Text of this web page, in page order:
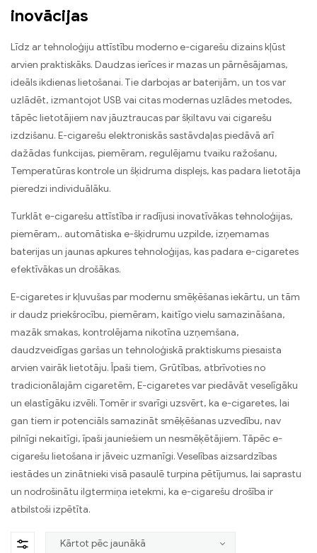
inovācijas
Līdz ar tehnoloģiju attīstību moderno e-cigarešu dizains kļūst
arvien praktiskāks. Daudzas ierīces ir mazas un pārnēsājamas,
ideāls ikdienas lietošanai. Tie darbojas ar baterijām, un tos var
uzlādēt, izmantojot USB vai citas modernas uzlādes metodes,
tāpēc lietotājiem nav jāuztraucas par šķiltavu vai cigarešu
izdzišanu. E-cigarešu elektroniskās sastāvdaļas piedāvā arī
dažādas funkcijas, piemēram, regulējamu tvaiku ražošanu,
Temperatūras kontrole un šķidruma displejs, kas padara lietotāja
pieredzi individuālāku.
Turklāt e-cigarešu attīstība ir radījusi inovatīvākas tehnoloģijas,
piemēram,. automātiska e-šķidrumu uzpilde, izņemamas
baterijas un jaunas apkures tehnoloģijas, kas padara e-cigaretes
efektīvākas un drošākas.
E-cigaretes ir kļuvušas par modernu smēķēšanas iekārtu, un tām
ir daudz priekšrocību, piemēram, kaitīgo vielu samazināšana,
mazāk smakas, kontrolējama nikotīna uzņemšana,
daudzveidīgas garšas un tehnoloģiskā praktiskums piesaista
arvien vairāk lietotāju. Īpaši tiem, Grūtības, atbrīvoties no
tradicionālajām cigaretēm, E-cigaretes var piedāvāt veselīgāku
un elastīgāku izvēli. Tomēr ir svarīgi uzsvērt, ka e-cigaretes, lai
gan tiem ir potenciāls samazināt smēķēšanas uzvedību, nav
pilnīgi nekaitīgi, īpaši jauniešiem un nesmēķētājiem. Tāpēc e-
cigarešu lietošana ir jāveic uzmanīgi. Veselības aizsardzības
iestādes un zinātnieki visā pasaulē turpina pētījumus, lai saprastu
un nodrošinātu ilgtermiņa ietekmi, ka e-cigarešu drošība ir
atbilstoši izpētīta.